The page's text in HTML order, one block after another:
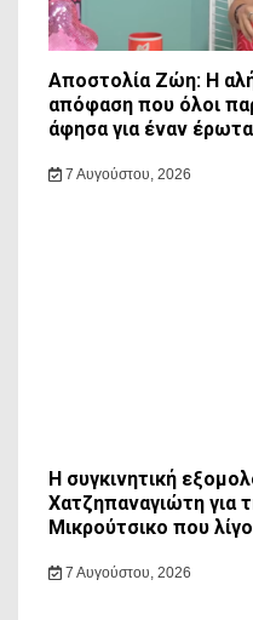
Αποστολία Ζώη: Η
απόφαση που όλοι
άφησα για έναν
7 Αυγούστου, 2026
Η συγκινητική
Χατζηπαναγιώτη για
Μικρούτσικο που
7 Αυγούστου, 2026